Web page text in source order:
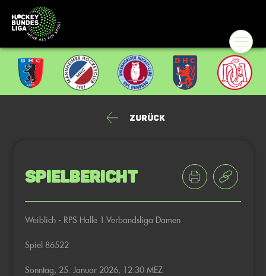
Zurück
Spielbericht
Weiblich - RPS Halle 1.Verbandsliga Damen
Spiel 86522
Sonntag, 25. Januar 2026, 12:30 MEZ